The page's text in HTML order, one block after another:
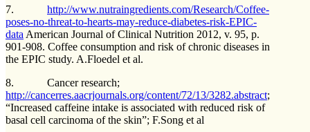
7. http://www.nutraingredients.com/Research/Coffee-
poses-no-threat-to-hearts-may-reduce-diabetes-risk-EPIC-
data American Journal of Clinical Nutrition 2012, v. 95, p.
901-908. Coffee consumption and risk of chronic diseases in
the EPIC study. A.Floedel et al.
8. Cancer research;
http://cancerres.aacrjournals.org/content/72/13/3282.abstract;
“Increased caffeine intake is associated with reduced risk of
basal cell carcinoma of the skin”; F.Song et al